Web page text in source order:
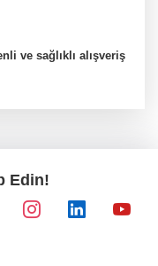
ve sağlıklı alışveriş
ve bakım
Edin!